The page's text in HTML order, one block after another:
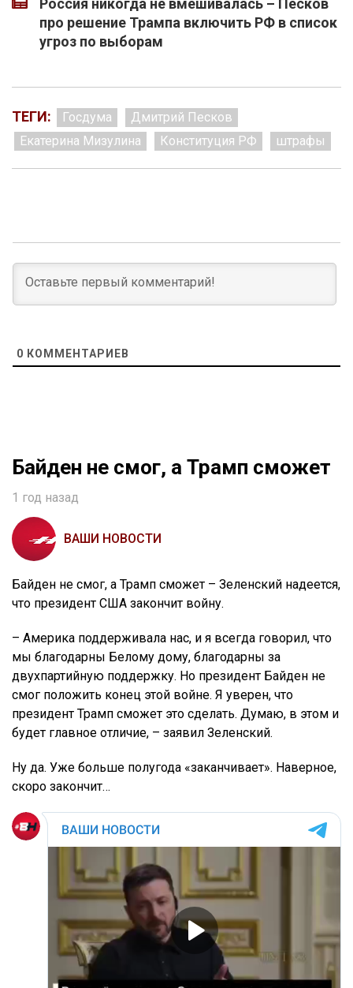
Россия никогда не вмешивалась – Песков
про решение Трампа включить РФ в список
угроз по выборам
ТЕГИ: Госдума
Дмитрий Песков
Екатерина Мизулина
Конституция РФ штрафы
0 КОММЕНТАРИЕВ
Байден не смог, а Трамп сможет
1 год назад
ВАШИ НОВОСТИ
Байден не смог, а Трамп сможет – Зеленский надеется,
что президент США закончит войну.
– Америка поддерживала нас, и я всегда говорил, что
мы благодарны Белому дому, благодарны за
двухпартийную поддержку. Но президент Байден не
смог положить конец этой войне. Я уверен, что
президент Трамп сможет это сделать. Думаю, в этом и
будет главное отличие, – заявил Зеленский.
Ну да. Уже больше полугода «заканчивает». Наверное,
скоро закончит…